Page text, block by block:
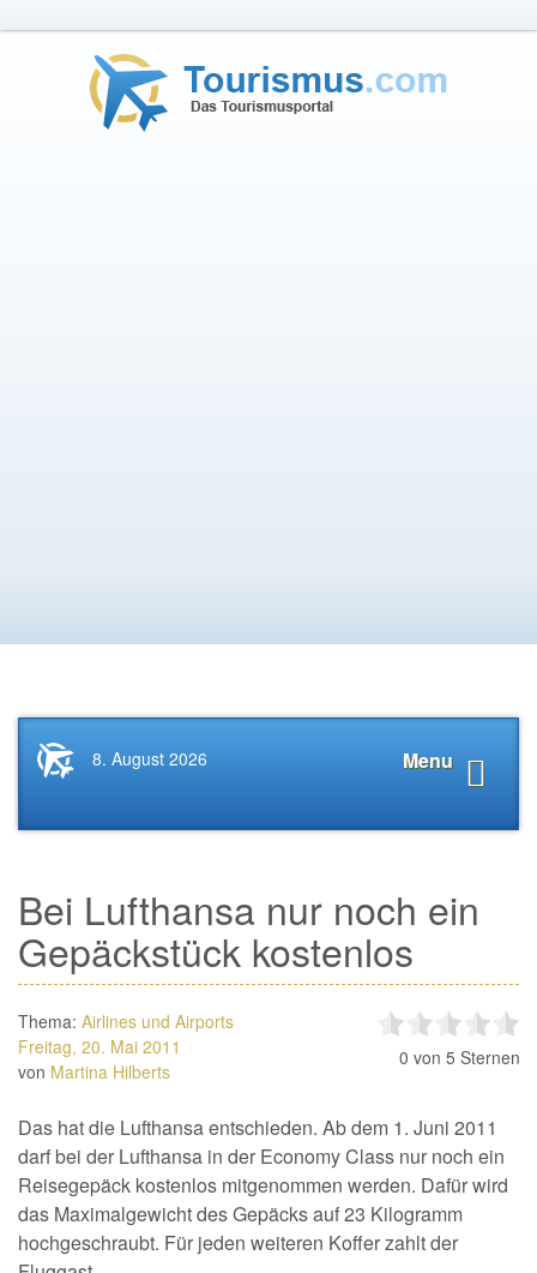
Startseite
News.Tourismus.com
Menu
8. August 2026
Bei Lufthansa nur noch ein
Gepäckstück kostenlos
Thema: Airlines und Airports
Freitag, 20. Mai 2011
von Martina Hilberts
0 von 5 Sternen
Das hat die Lufthansa entschieden. Ab dem 1. Juni 2011
darf bei der Lufthansa in der Economy Class nur noch ein
Reisegepäck kostenlos mitgenommen werden. Dafür wird
das Maximalgewicht des Gepäcks auf 23 Kilogramm
hochgeschraubt. Für jeden weiteren Koffer zahlt der